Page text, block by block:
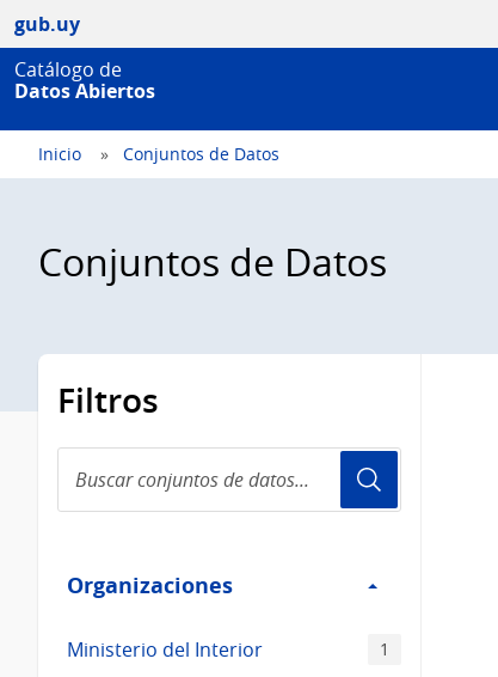
gub.uy
Catálogo de
Datos Abiertos
Inicio Conjuntos de Datos
Conjuntos de Datos
Filtros
conjuntos
de
Organizaciones
Organizaciones
Ministerio del Interior 1